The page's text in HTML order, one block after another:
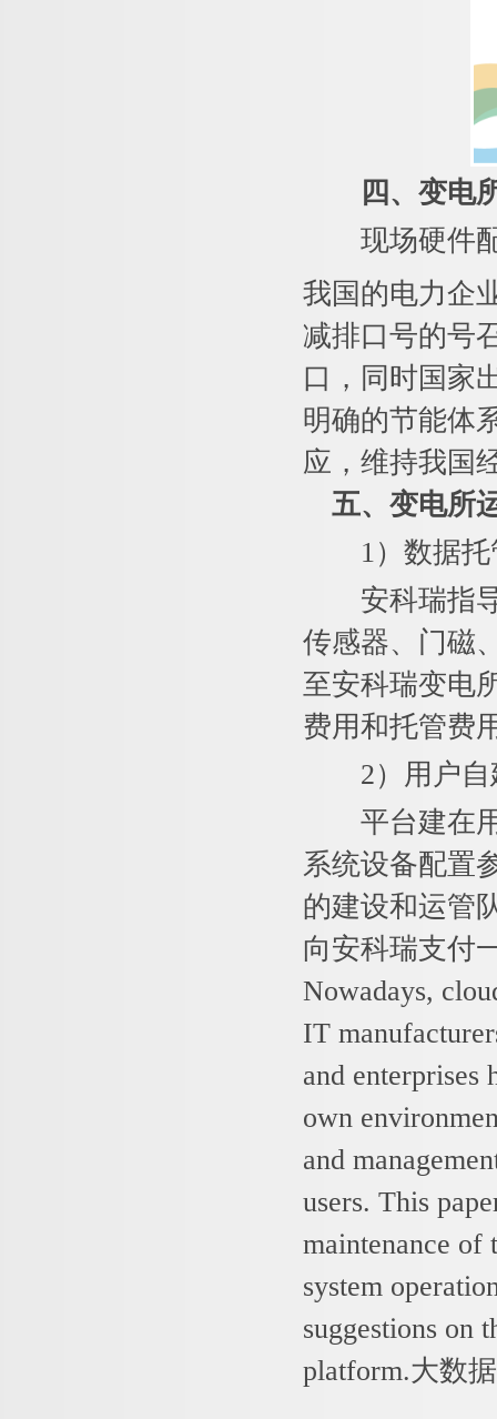
四、 变电
现场硬件
我国的电力企
减排口号的号
口，同时国家
明确的节能体
应，维持我国
五、 变电所
1）数据托
安科瑞指导
传感器、门磁
至安科瑞变电
费用和托管费
2）用户自
平台建在用
系统设备配置
的建设和运管
向安科瑞支付
Nowadays,
IT
and enterprises
own
and
users. This
maintenance of
system
suggestions on
platform.大数